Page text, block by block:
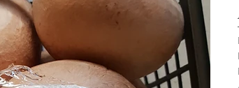
О РЫБЕ И СУШИ (мои статьи)